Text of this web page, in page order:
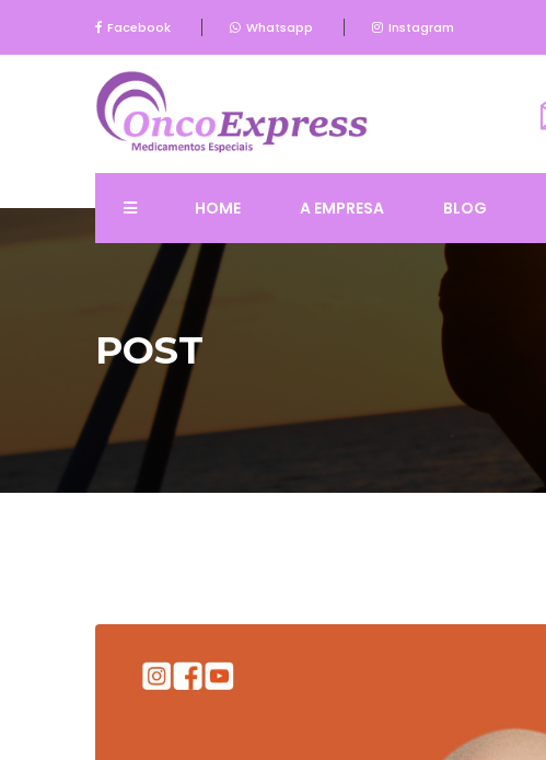
Facebook Whatsapp Instagram
HOME A EMPRESA BLOG
POST